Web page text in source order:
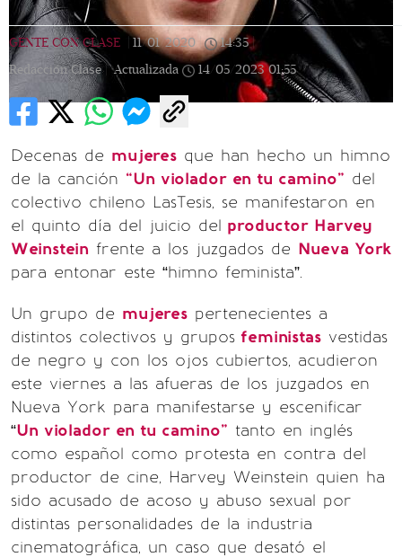
GENTE CON CLASE 11/01/2020 | 14:35 |
Redacción Clase |
Actualizada 14/05/2023 01:55
Decenas de mujeres que han hecho un himno
de la canción “Un violador en tu camino” del
colectivo chileno LasTesis, se manifestaron en
el quinto día del juicio del productor Harvey
Weinstein frente a los juzgados de Nueva York
para entonar este “himno feminista”.
Un grupo de mujeres pertenecientes a
distintos colectivos y grupos feministas vestidas
de negro y con los ojos cubiertos, acudieron
este viernes a las afueras de los juzgados en
Nueva York para manifestarse y escenificar
“Un violador en tu camino” tanto en inglés
como español como protesta en contra del
productor de cine, Harvey Weinstein quien ha
sido acusado de acoso y abuso sexual por
distintas personalidades de la industria
cinematográfica, un caso que desató el